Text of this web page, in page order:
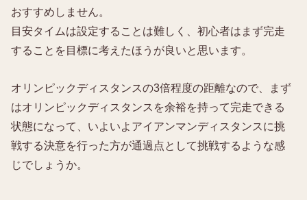
おすすめしません。
目安タイムは設定することは難しく、初心者はまず完走
することを目標に考えたほうが良いと思います。
オリンピックディスタンスの3倍程度の距離なので、まず
はオリンピックディスタンスを余裕を持って完走できる
状態になって、いよいよアイアンマンディスタンスに挑
戦する決意を行った方が通過点として挑戦するような感
じでしょうか。